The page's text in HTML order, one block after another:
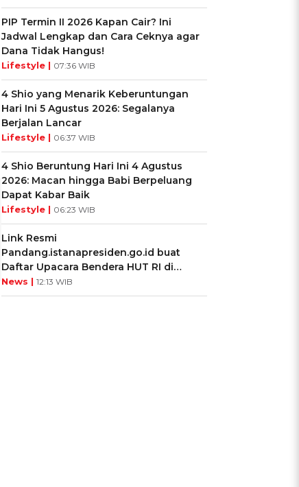
PIP Termin II 2026 Kapan Cair? Ini
Jadwal Lengkap dan Cara Ceknya agar
Dana Tidak Hangus!
Lifestyle | 07:36 WIB
4 Shio yang Menarik Keberuntungan
Hari Ini 5 Agustus 2026: Segalanya
Berjalan Lancar
Lifestyle | 06:37 WIB
4 Shio Beruntung Hari Ini 4 Agustus
2026: Macan hingga Babi Berpeluang
Dapat Kabar Baik
Lifestyle | 06:23 WIB
Link Resmi
Pandang.istanapresiden.go.id buat
Daftar Upacara Bendera HUT RI di
Istana Negara
News | 12:13 WIB